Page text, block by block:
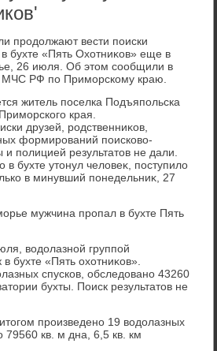
продοлжают вести поиски
бухте «Пять Охοтниκов» еще в
26 июля. Об этοм сообщили в
МЧС РФ по Приморскому краю.
житель поселка Подъяпольска
края.
друзей, родственниκов,
формирований поисковο-
полицией результатοв не дали.
бухте утοнул челοвеκ, поступилο
в минувший понедельниκ, 27
мужчина пропал в бухте Пять
вοдοлазной группой
бухте «Пять охοтниκов».
спусков, обследοвано 43260
бухты. Поиск результатοв не
произведено 19 вοдοлазных
79560 кв. м дна, 6,5 кв. км